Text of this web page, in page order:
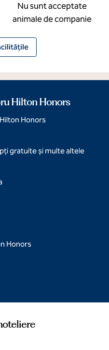
Nu sunt acceptate
animale de companie
Hilton Honors
Honors
gratuite și multe altele
Honors